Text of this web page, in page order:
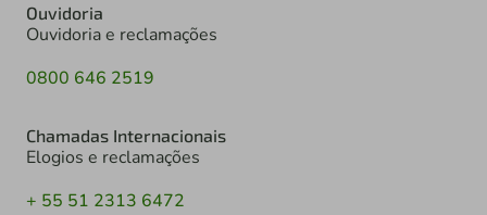
Ouvidoria
Ouvidoria e reclamações
0800 646 2519
Chamadas Internacionais
Elogios e reclamações
+ 55 51 2313 6472